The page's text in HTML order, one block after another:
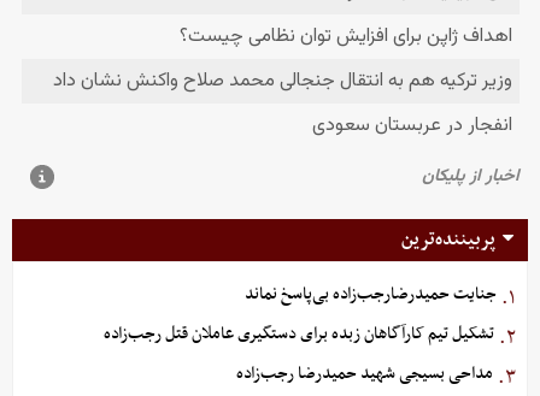
پربیننده‌ترین
۱. جنایت حمیدرضارجب‌زاده بی‌پاسخ نماند
۲. تشکیل تیم کارآگاهان زبده برای دستگیری عاملان قتل رجب‌زاده
۳. مداحی بسیجی شهید حمیدرضا رجب‌زاده